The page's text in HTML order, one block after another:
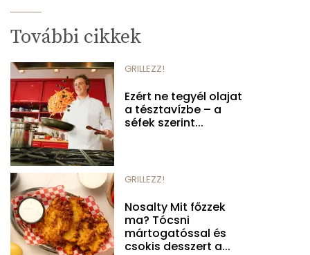
További cikkek
GRILLEZZ!
Ezért ne tegyél olajat
a tésztavízbe – a
séfek szerint...
GRILLEZZ!
Nosalty Mit főzzek
ma? Tócsni
mártogatóssal és
csokis desszert a...